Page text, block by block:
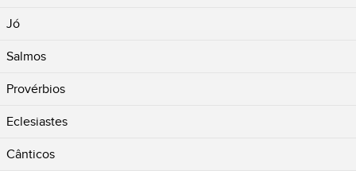
Jó
Salmos
Provérbios
Eclesiastes
Cânticos